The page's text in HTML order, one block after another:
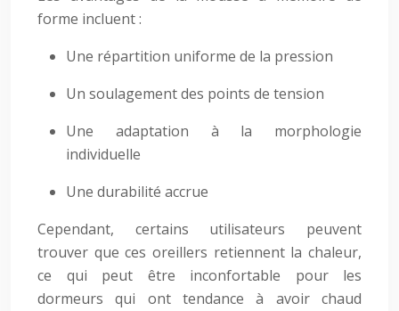
forme incluent :
Une répartition uniforme de la pression
Un soulagement des points de tension
Une adaptation à la morphologie
individuelle
Une durabilité accrue
Cependant, certains utilisateurs peuvent
trouver que ces oreillers retiennent la chaleur,
ce qui peut être inconfortable pour les
dormeurs qui ont tendance à avoir chaud